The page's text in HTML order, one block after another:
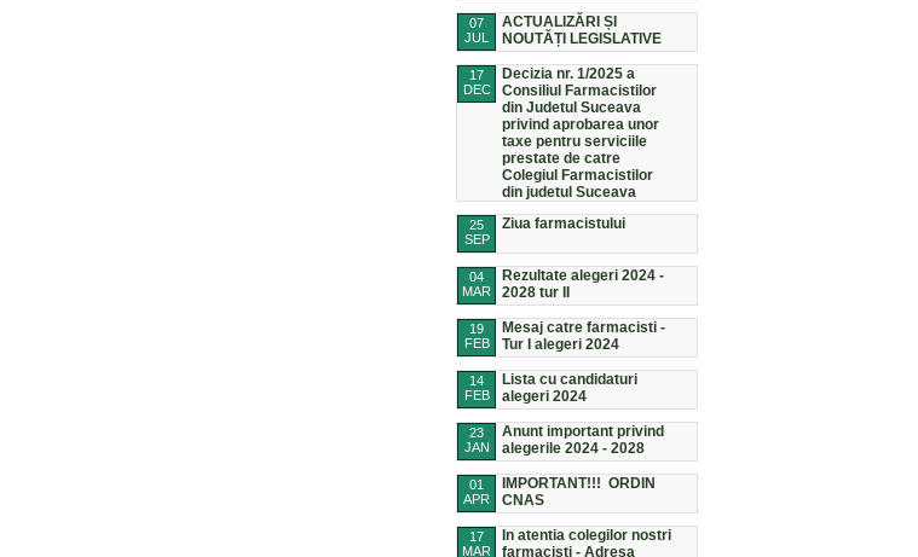
07
JUL
ACTUALIZĂRI ȘI
NOUTĂȚI LEGISLATIVE
17
DEC
Decizia nr. 1/2025 a
Consiliul Farmacistilor
din Judetul Suceava
privind aprobarea unor
taxe pentru serviciile
prestate de catre
Colegiul Farmacistilor
din judetul Suceava
25
SEP
Ziua farmacistului
04
MAR
Rezultate alegeri 2024 -
2028 tur II
19
FEB
Mesaj catre farmacisti -
Tur I alegeri 2024
14
FEB
Lista cu candidaturi
alegeri 2024
23
JAN
Anunt important privind
alegerile 2024 - 2028
01
APR
IMPORTANT!!! ORDIN
CNAS
17
MAR
In atentia colegilor nostri
farmacisti - Adresa